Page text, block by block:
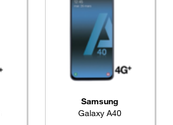
Samsung
Galaxy A40